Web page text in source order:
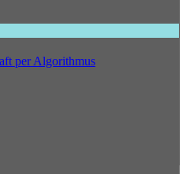
per Algorithmus